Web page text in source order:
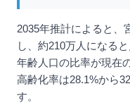
2035年推計によると、
し、約210万人になる
年齢人口の比率が現在
高齢化率は28.1%から
す。